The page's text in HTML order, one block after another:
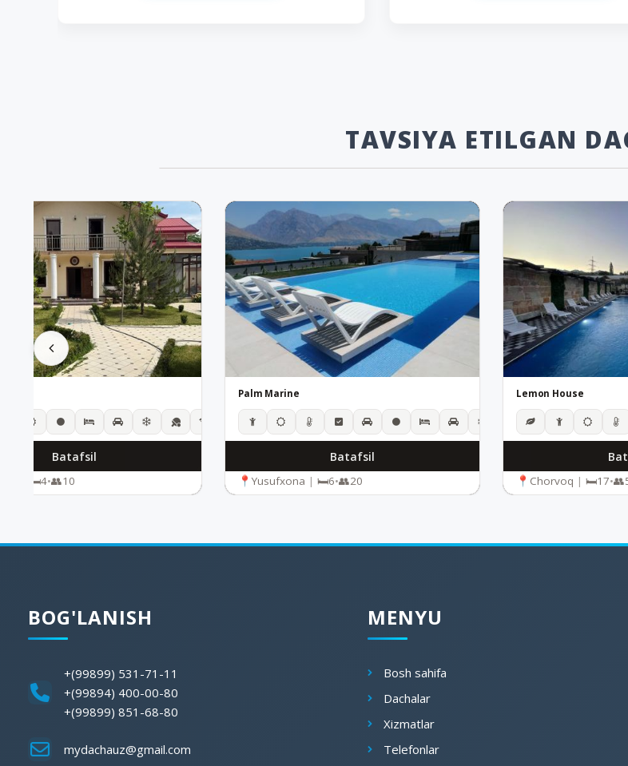
TAVSIYA ETILGAN
Batafsil
4• 10
Palm Marine
Batafsil
Yusufxona | 6• 20
Lemon House
Chorvoq | 17•
BOG'LANISH
+(99899) 531-71-11
+(99894) 400-00-80
+(99899) 851-68-80
mydachauz@gmail.com
MENYU
Bosh sahifa
Dachalar
Xizmatlar
Telefonlar